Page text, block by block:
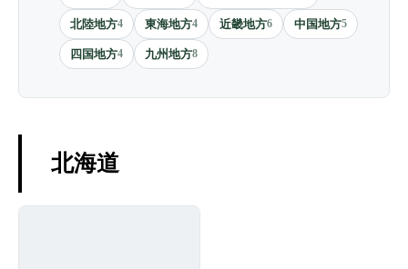
北陸地方4 東海地方4 近畿地方6 中国地方5
四国地方4 九州地方8
北海道